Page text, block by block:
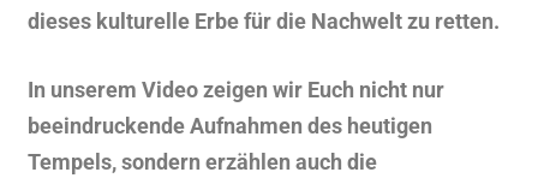
dieses kulturelle Erbe für die Nachwelt zu retten.
In unserem Video zeigen wir Euch nicht nur
beeindruckende Aufnahmen des heutigen
Tempels, sondern erzählen auch die